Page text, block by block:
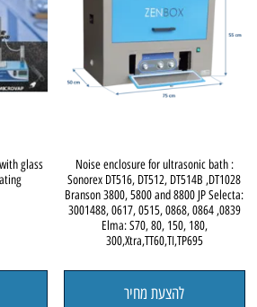
Noise enclosure for ultrasonic bath :
Sonorex DT516, DT512, DT514B ,DT1028
Branson 3800, 5800 and 8800 JP Selecta:
3001488, 0617, 0515, 0868, 0864 ,0839
Elma: S70, 80, 150, 180,
300,Xtra,TT60,TI,TP695
להצעת מחיר
glass